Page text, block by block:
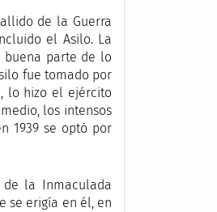
de la Guerra
el Asilo. La
buena parte de lo
fue tomado por
lo hizo el ejército
los intensos
1939 se optó por
la Inmaculada
se erigía en él, en